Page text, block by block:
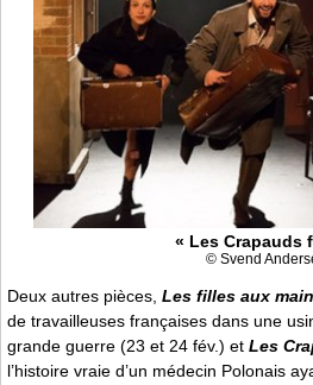
« Les Crapauds
© Svend
Deux autres pièces, Les filles aux
de travailleuses françaises dans une
grande guerre (23 et 24 fév.) et Les
l’histoire vraie d’un médecin Polonais